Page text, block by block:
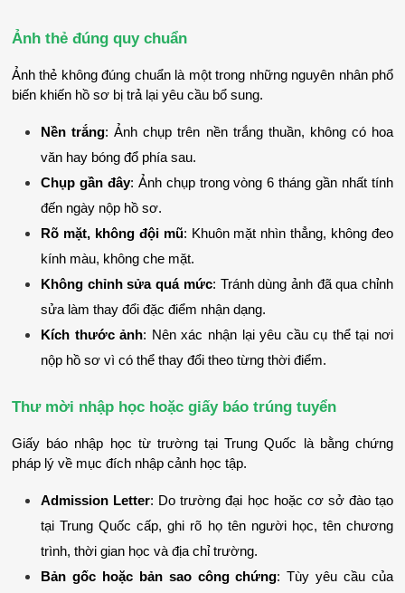
Ảnh thẻ đúng quy chuẩn
Ảnh thẻ không đúng chuẩn là một trong những nguyên nhân phổ
biến khiến hồ sơ bị trả lại yêu cầu bổ sung.
Nền trắng: Ảnh chụp trên nền trắng thuần, không có hoa
văn hay bóng đổ phía sau.
Chụp gần đây: Ảnh chụp trong vòng 6 tháng gần nhất tính
đến ngày nộp hồ sơ.
Rõ mặt, không đội mũ: Khuôn mặt nhìn thẳng, không đeo
kính màu, không che mặt.
Không chỉnh sửa quá mức: Tránh dùng ảnh đã qua chỉnh
sửa làm thay đổi đặc điểm nhận dạng.
Kích thước ảnh: Nên xác nhận lại yêu cầu cụ thể tại nơi
nộp hồ sơ vì có thể thay đổi theo từng thời điểm.
Thư mời nhập học hoặc giấy báo trúng tuyển
Giấy báo nhập học từ trường tại Trung Quốc là bằng chứng
pháp lý về mục đích nhập cảnh học tập.
Admission Letter: Do trường đại học hoặc cơ sở đào tạo
tại Trung Quốc cấp, ghi rõ họ tên người học, tên chương
trình, thời gian học và địa chỉ trường.
Bản gốc hoặc bản sao công chứng: Tùy yêu cầu của